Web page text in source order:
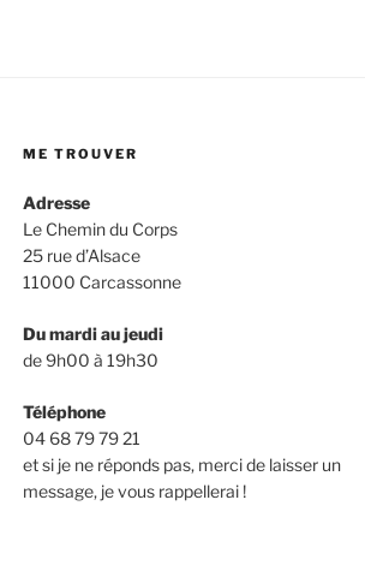
ME TROUVER
Adresse
Le Chemin du Corps
25 rue d’Alsace
11000 Carcassonne
Du mardi au jeudi
de 9h00 à 19h30
Téléphone
04 68 79 79 21
et si je ne réponds pas, merci de laisser un
message, je vous rappellerai !